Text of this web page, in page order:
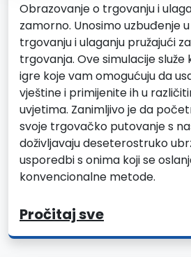
Obrazovanje o trgovanju i
zamorno. Unosimo uzbuđenje
trgovanju i ulaganju pružajući
trgovanja. Ove simulacije
igre koje vam omogućuju da
vještine i primijenite ih u
uvjetima. Zanimljivo je da
svoje trgovačko putovanje s
doživljavaju deseterostruko
usporedbi s onima koji se
konvencionalne metode.
Pročitaj sve